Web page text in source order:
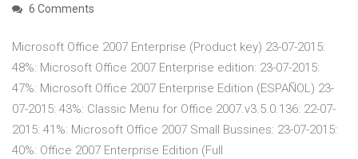
6 Comments
Microsoft Office 2007 Enterprise (Product key) 23-07-2015:
48%: Microsoft Office 2007 Enterprise edition: 23-07-2015:
47%: Microsoft Office 2007 Enterprise Edition (ESPAÑOL) 23-
07-2015: 43%: Classic Menu for Office 2007.v3.5.0.136: 22-07-
2015: 41%: Microsoft Office 2007 Small Bussines: 23-07-2015:
40%: Office 2007 Enterprise Edition (Full